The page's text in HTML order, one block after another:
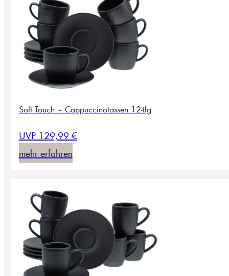
Soft Touch – Cappuccinotassen 12-tlg
UVP 129,99 €
mehr erfahren